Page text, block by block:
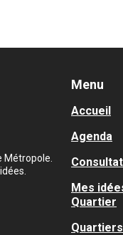
Métropole.
Menu
Accueil
Agenda
Mes
Quartier